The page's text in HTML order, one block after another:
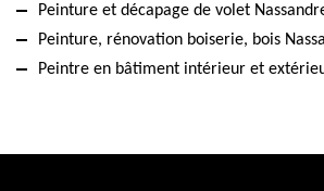
Peinture et décapage de volet
Peinture, rénovation boiserie, bois
Peintre en bâtiment intérieur et